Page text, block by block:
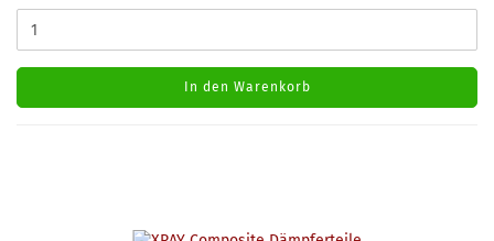
In den Warenkorb